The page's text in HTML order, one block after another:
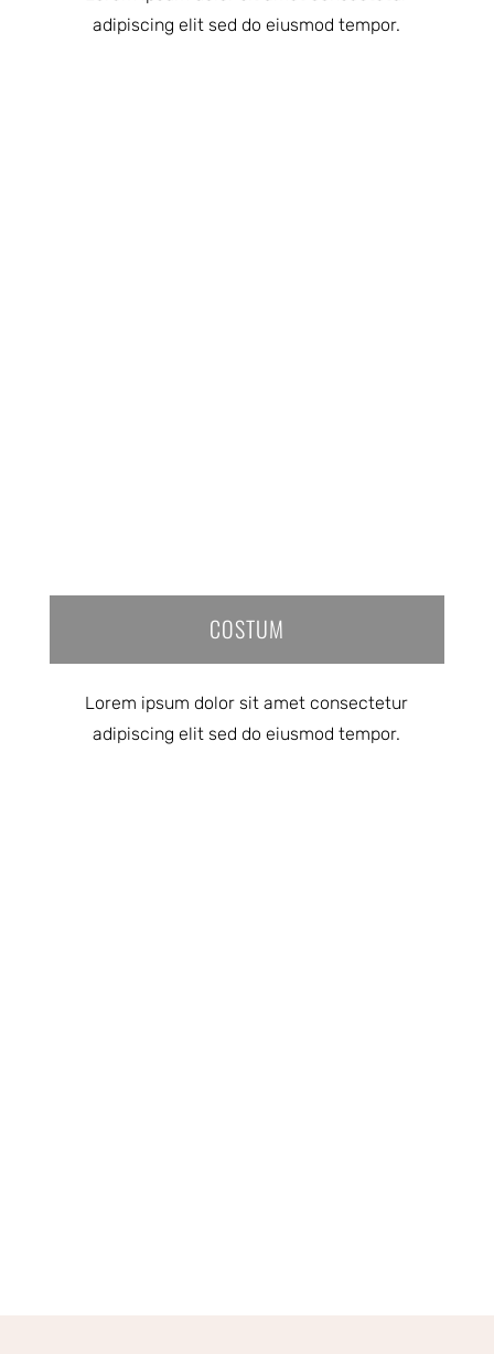
adipiscing elit sed do eiusmod tempor.
COSTUM
Lorem ipsum dolor sit amet consectetur
adipiscing elit sed do eiusmod tempor.